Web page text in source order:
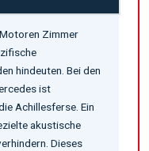
Zimmer
hindeuten. Bei den
ist
Achillesferse. Ein
akustische
Dieses